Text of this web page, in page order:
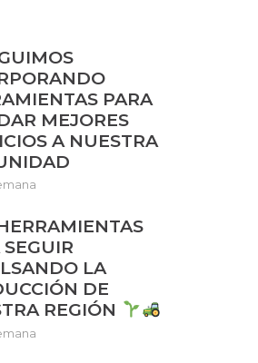
PARA
MEJORES
A NUESTRA
SEGUIR
LA
DE
REGIÓN